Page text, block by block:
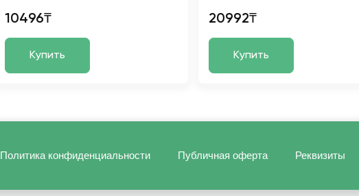
10496₸
Купить
20992₸
Купить
Политика конфиденциальности Публичная оферта Реквизиты